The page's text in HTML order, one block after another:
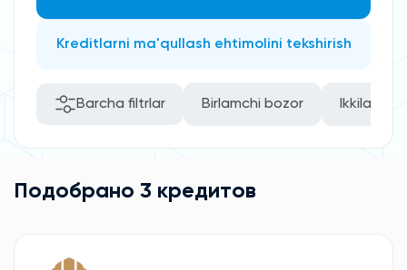
Kreditlarni ma'qullash ehtimolini tekshirish
Barcha filtrlar Birlamchi bozor
Подобрано 3 кредитов